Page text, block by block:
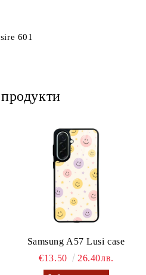
601
Samsung A57 Lusi case
€13.50
26.40лв.